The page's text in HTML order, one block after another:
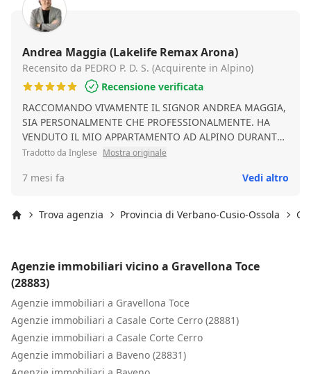
Andrea Maggia (Lakelife Remax Arona)
Recensito da PEDRO P. D. S. (Acquirente in Alpino)
Recensione verificata
RACCOMANDO VIVAMENTE IL SIGNOR ANDREA MAGGIA,
SIA PERSONALMENTE CHE PROFESSIONALMENTE. HA
VENDUTO IL MIO APPARTAMENTO AD ALPINO DURANTE
UN MERCATO ESTREMAMENTE DIFFICILE PER IL SETTORE
OCCUPATO DI TUTTI I DETTAGLI BUROCRATICI E MI HA
INTENSO STRESS E PROBLEMI DI SALUTE. MANTIENE
UN'ATTITUDINE OTTIMISTA, DISSIPANDO QUALSIASI
QUALSIASI VENDITORE SENZA RISERVA!
Tradotto da Inglese Mostra originale
7 mesi fa Vedi altro
Trova agenzia Provincia di Verbano-Cusio-Ossola
Agenzie immobiliari vicino a Gravellona Toce
(28883)
Agenzie immobiliari a Gravellona Toce
Agenzie immobiliari a Casale Corte Cerro (28881)
Agenzie immobiliari a Casale Corte Cerro
Agenzie immobiliari a Baveno (28831)